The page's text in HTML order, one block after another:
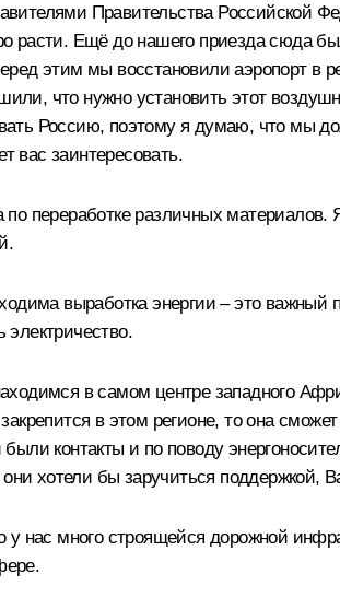
Правительства
расти. Ещё до нашего приезда сюда
этим мы восстановили аэропорт в
что нужно установить этот
Россию, поэтому я думаю, что
вас заинтересовать.
по переработке различных
выработка энергии – это
электричество.
в самом центре западного
в этом регионе, то она
были контакты и по поводу
хотели бы заручиться поддержкой,
у нас много строящейся дорожной